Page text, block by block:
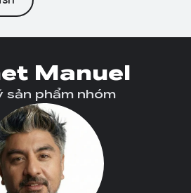
Manuel
sản phẩm nhóm